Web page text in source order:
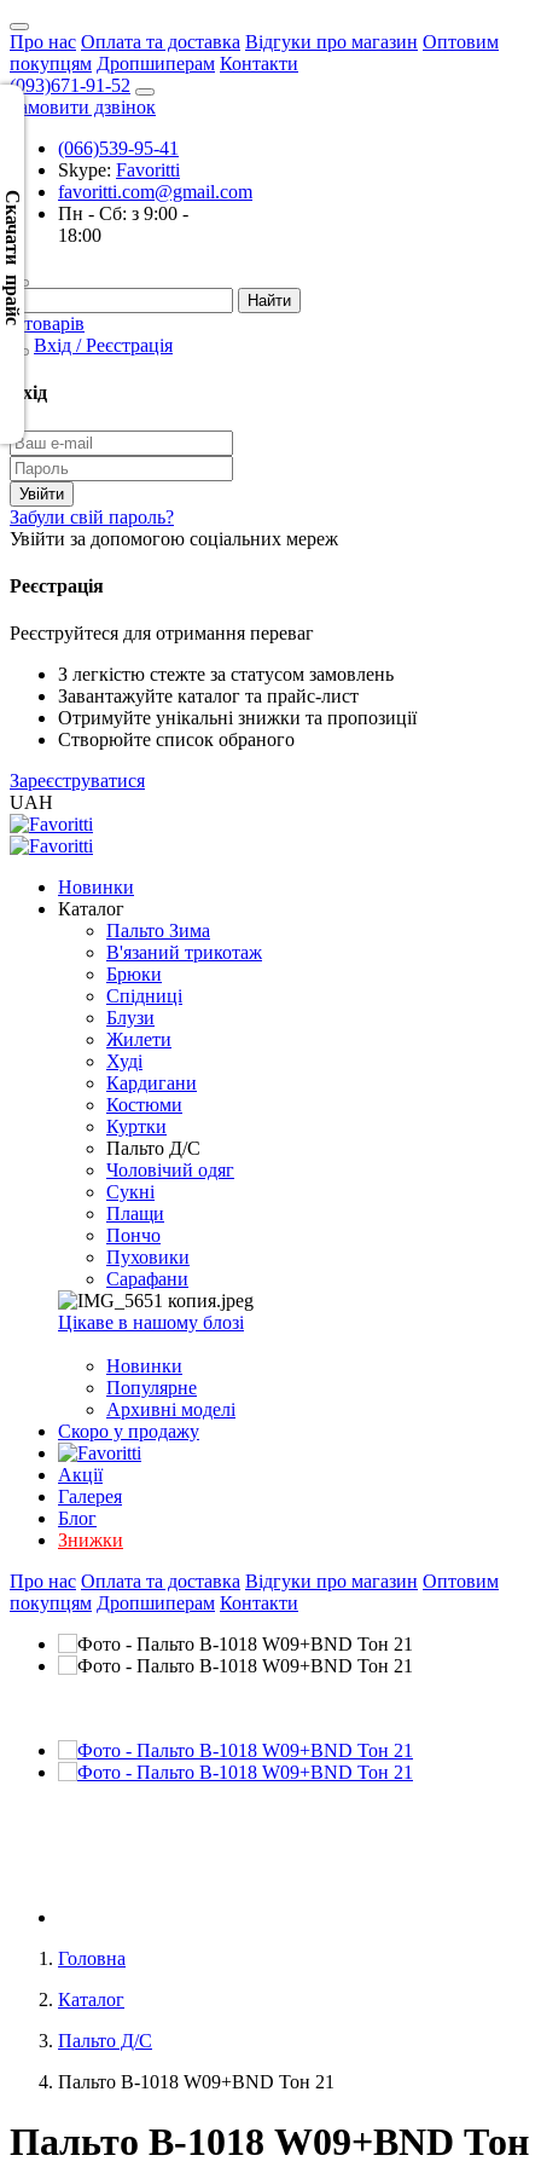
Про нас Оплата та доставка Відгуки про магазин Оптовим
покупцям Дропшиперам Контакти
(093)671-91-52
Замовити дзвінок
(066)539-95-41
Skype: Favoritti
favoritti.com@gmail.com
Пн - Сб: з 9:00 -
18:00
0 товарів
Вхід / Реєстрація
Вхід
Забули свій пароль?
Увійти за допомогою соціальних мереж
Реєстрація
Реєструйтеся для отримання переваг
З легкістю стежте за статусом замовлень
Завантажуйте каталог та прайс-лист
Отримуйте унікальні знижки та пропозиції
Створюйте список обраного
Зареєструватися
UAH
Новинки
Каталог
Пальто Зима
В'язаний трикотаж
Брюки
Спідниці
Блузи
Жилети
Худі
Кардигани
Костюми
Куртки
Пальто Д/С
Чоловічий одяг
Сукні
Плащи
Пончо
Пуховики
Сарафани
Цікаве в нашому блозі
Новинки
Популярне
Архивні моделі
Скоро у продажу
Акції
Галерея
Блог
Знижки
Про нас Оплата та доставка Відгуки про магазин Оптовим
покупцям Дропшиперам Контакти
Головна
Каталог
Пальто Д/С
Пальто В-1018 W09+BND Тон 21
Пальто В-1018 W09+BND Тон
Скачати прайс
Скачать
XML
(Розн.)
Скачать
XML
(Опт)
CSV
Скачать
CSV
(Опт)
XLS
EXCEL
(Розн.)
XLS
EXCEL
2005
(Опт)
XLSX